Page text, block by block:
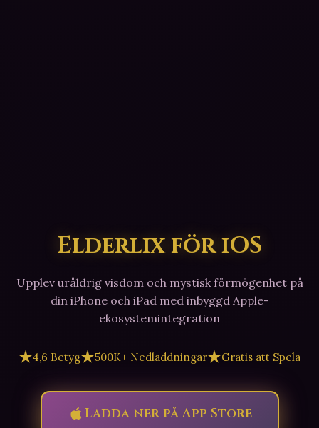
Elderlix för iOS
Upplev uråldrig visdom och mystisk förmögenhet på
din iPhone och iPad med inbyggd Apple-
ekosystemintegration
4,6 Betyg 500K+ Nedladdningar Gratis att Spela
Ladda ner på App Store